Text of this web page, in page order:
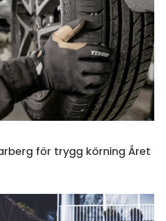
för trygg körning Året